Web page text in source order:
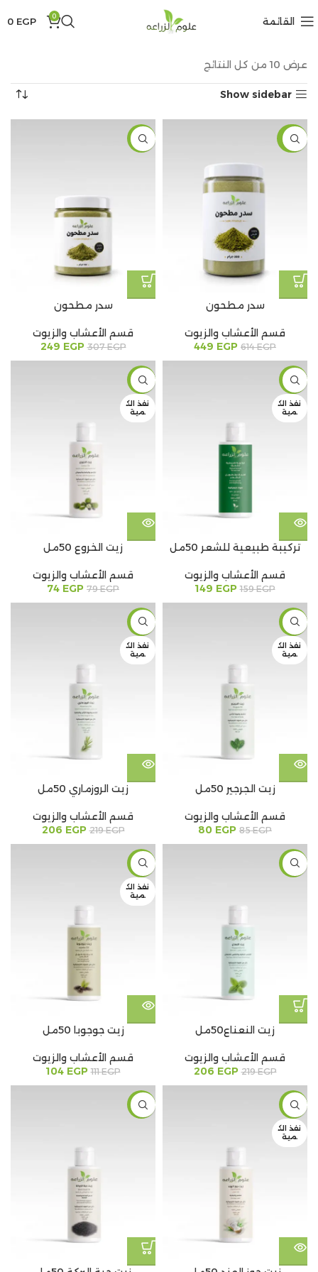
القائمة 0
0 EGP
عرض ⁦10⁩ من كل النتائج
Show sidebar
-27%
سدر مطحون
قسم الأعشاب والزيوت
614EGP
449 EGP
-19%
سدر مطحون
قسم الأعشاب والزيوت
307EGP
249 EGP
-6%
نفذ الك
مية
تركيبة طبيعية للشعر 50مل
قسم الأعشاب والزيوت
159EGP
149 EGP
-6%
نفذ الك
مية
زيت الخروع 50مل
قسم الأعشاب والزيوت
79EGP
74 EGP
-6%
نفذ الك
مية
زيت الجرجير 50مل
قسم الأعشاب والزيوت
85EGP
80 EGP
-6%
نفذ الك
مية
زيت الروزماري 50مل
قسم الأعشاب والزيوت
219EGP
206 EGP
-6%
زيت النعناع50مل
قسم الأعشاب والزيوت
219EGP
206 EGP
-6%
نفذ الك
مية
زيت جوجوبا 50مل
قسم الأعشاب والزيوت
111EGP
104 EGP
-6%
نفذ الك
مية
-6%